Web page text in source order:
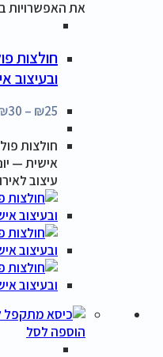
את האפשרויות
חולצות
ובעיצוב
₪25
–
30
חולצות
אישית —
עיצוב
הוספה לסל